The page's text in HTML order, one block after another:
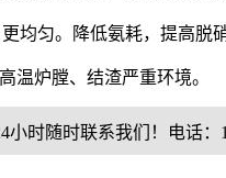
均匀。降低氨耗， 提高脱
温炉膛、 结渣严重环境。
时随时联系我们！电话：